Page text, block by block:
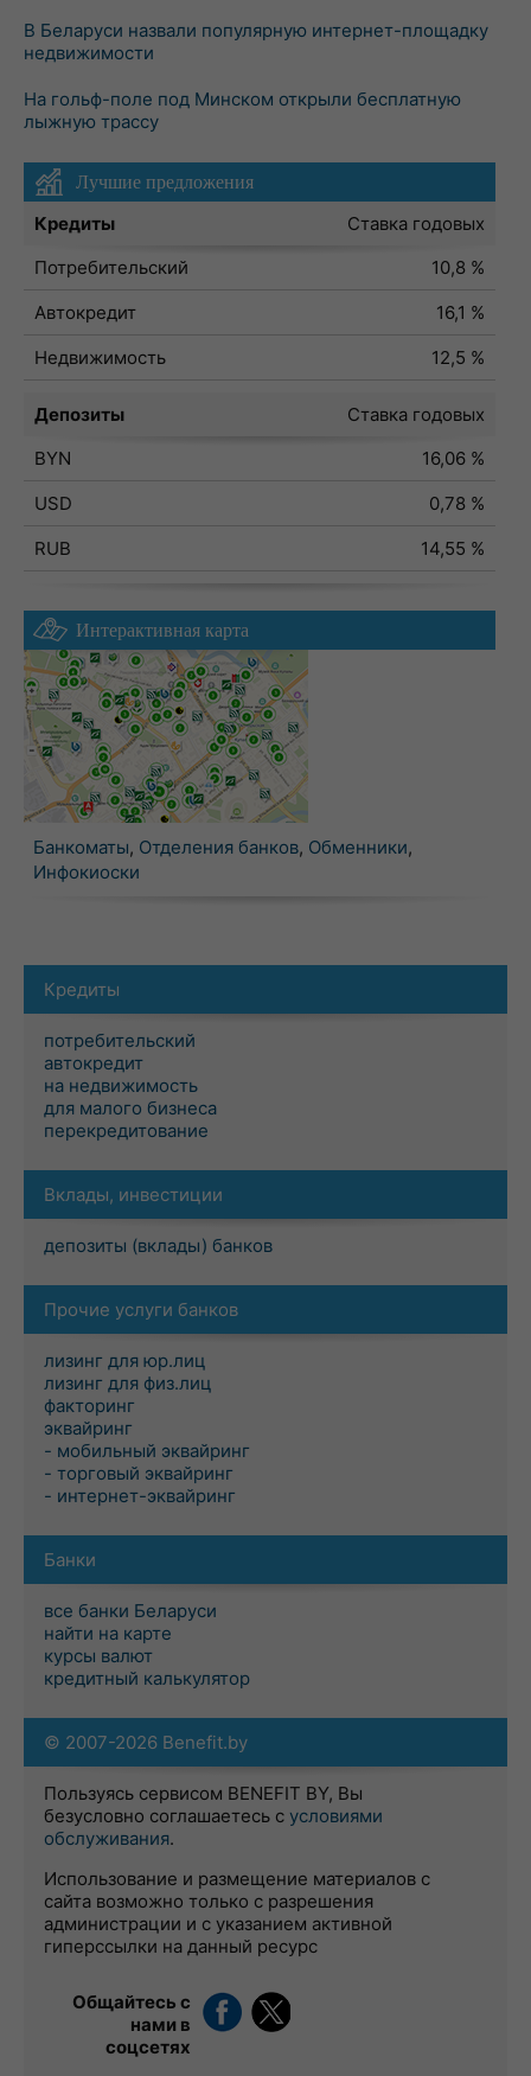
В Беларуси назвали популярную интернет-площадку
недвижимости
На гольф-поле под Минском открыли бесплатную
лыжную трассу
Лучшие предложения
Кредиты
Ставка годовых
Потребительский
10,8 %
Автокредит
16,1 %
Недвижимость
12,5 %
Депозиты
Ставка годовых
BYN
16,06 %
USD
0,78 %
RUB
14,55 %
Интерактивная карта
Банкоматы, Отделения банков, Обменники,
Инфокиоски
Кредиты
потребительский
автокредит
на недвижимость
для малого бизнеса
перекредитование
Вклады, инвестиции
депозиты (вклады) банков
Прочие услуги банков
лизинг для юр.лиц
лизинг для физ.лиц
факторинг
эквайринг
- мобильный эквайринг
- торговый эквайринг
- интернет-эквайринг
Банки
все банки Беларуси
найти на карте
курсы валют
кредитный калькулятор
© 2007-2026 Benefit.by
Пользуясь сервисом BENEFIT BY, Вы
безусловно соглашаетесь с условиями
обслуживания.
Использование и размещение материалов с
сайта возможно только с разрешения
администрации и с указанием активной
гиперссылки на данный ресурс
Общайтесь с
нами в
соцсетях